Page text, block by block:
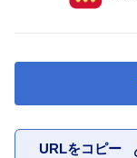
URLをコピー